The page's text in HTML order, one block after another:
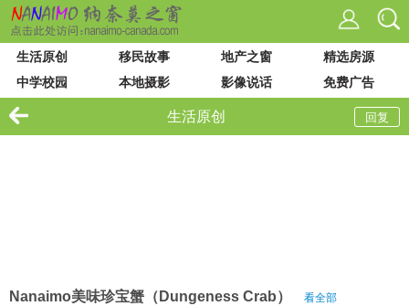
生活原创 移民故事 地产之窗
精选房源
中学校园
本地摄影 影像说话
免费广告
VIU 大学
站内搜索
回复
生活原创
Nanaimo美味珍宝蟹（Dungeness Crab） 看全部